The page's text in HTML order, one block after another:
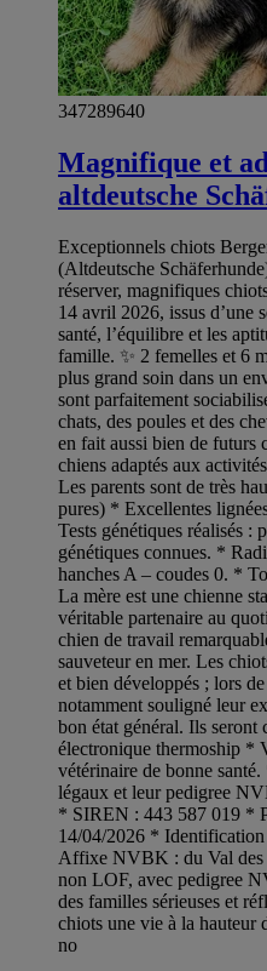
347289640
Magnifique et
altdeutsche
Exceptionnels chiots
(Altdeutsche
réserver, magnifiques
14 avril 2026, issus d’une
santé, l’équilibre et les
famille. ✨ 2 femelles et 6
plus grand soin dans un
sont parfaitement
chats, des poules et des
en fait aussi bien de futurs
chiens adaptés aux
Les parents sont de très
pures) * Excellentes
Tests génétiques réalisés :
génétiques connues. *
hanches A – coudes 0. *
La mère est une chienne
véritable partenaire au
chien de travail
sauveteur en mer. Les
et bien développés ; lors
notamment souligné leur
bon état général. Ils
électronique thermoship *
vétérinaire de bonne
légaux et leur pedigree
* SIREN : 443 587 019 *
14/04/2026 *
Affixe NVBK : du Val des
non LOF, avec pedigree
des familles sérieuses et
chiots une vie à la hauteur
no